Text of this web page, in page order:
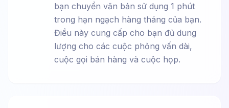
bạn chuyển văn bản sử dụng 1 phút
trong hạn ngạch hàng tháng của bạn.
Điều này cung cấp cho bạn đủ dung
lượng cho các cuộc phỏng vấn dài,
cuộc gọi bán hàng và cuộc họp.